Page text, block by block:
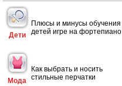
Дети
Плюсы и минусы обучения
детей игре на фортепиано
Мода
Как выбрать и носить
стильные перчатки